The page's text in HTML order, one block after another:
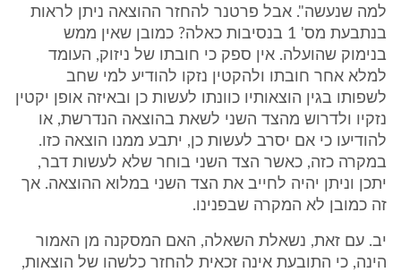
למה שנעשה". אבל פרטנר להחזר ההוצאה ניתן לראות
בנתבעת מס' 1 בנסיבות כאלה? כמובן שאין ממש
בנימוק שהועלה. אין ספק כי חובתו של ניזוק, העומד
למלא אחר חובתו ולהקטין נזקו להודיע למי שחב
לשפותו בגין הוצאותיו כוונתו לעשות כן ובאיזה אופן יקטין
נזקיו ולדרוש מהצד השני לשאת בהוצאה הנדרשת, או
להודיעו כי אם יסרב לעשות כן, יתבע ממנו הוצאה כזו.
במקרה כזה, כאשר הצד השני בוחר שלא לעשות דבר,
יתכן וניתן יהיה לחייב את הצד השני במלוא ההוצאה. אך
זה כמובן לא המקרה שבפנינו.
יב. עם זאת, נשאלת השאלה, האם המסקנה מן האמור
הינה, כי התובעת אינה זכאית להחזר כלשהו של הוצאות,